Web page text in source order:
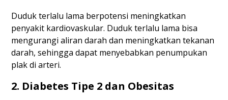
Duduk terlalu lama berpotensi meningkatkan
penyakit kardiovaskular. Duduk terlalu lama bisa
mengurangi aliran darah dan meningkatkan tekanan
darah, sehingga dapat menyebabkan penumpukan
plak di arteri.
2. Diabetes Tipe 2 dan Obesitas